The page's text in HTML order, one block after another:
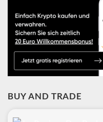
BUY AND TRADE